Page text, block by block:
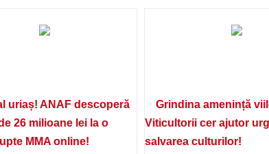
uriaș! ANAF descoperă
26 milioane lei la o
MMA online!
Grindina amenință
Viticultorii cer ajutor
salvarea culturilor!